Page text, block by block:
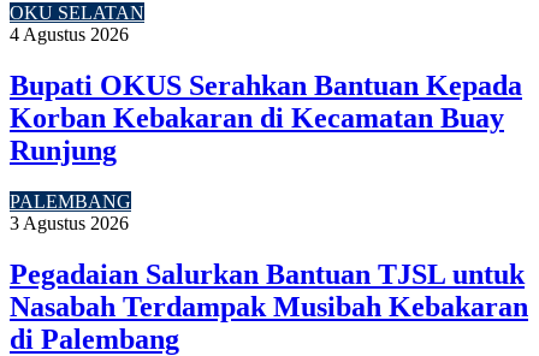
OKU SELATAN
4 Agustus 2026
Bupati OKUS Serahkan Bantuan Kepada
Korban Kebakaran di Kecamatan Buay
Runjung
PALEMBANG
3 Agustus 2026
Pegadaian Salurkan Bantuan TJSL untuk
Nasabah Terdampak Musibah Kebakaran
di Palembang